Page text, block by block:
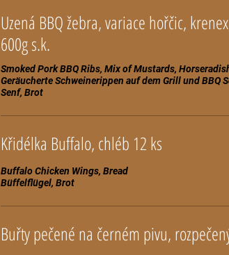
Uzená BBQ žebra, variace hořčic,
600g s.k.
Smoked Pork BBQ Ribs, Mix of Mustards,
Geräucherte Schweinerippen auf dem Grill und BBQ
Křidélka Buffalo, chléb 12 ks
Buffalo Chicken Wings, Bread